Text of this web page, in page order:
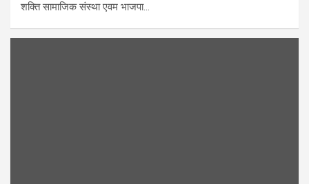
शक्ति सामाजिक संस्था एवम भाजपा…